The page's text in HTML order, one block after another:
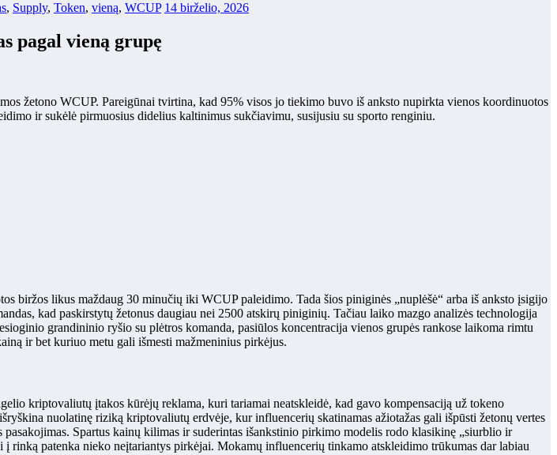
, Supply, Token, vieną, WCUP 14 birželio, 2026
pagal vieną grupę
žetono WCUP. Pareigūnai tvirtina, kad 95% visos jo tiekimo buvo iš anksto nupirkta vienos koordinuotos
ir sukėlė pirmuosius didelius kaltinimus sukčiavimu, susijusiu su sporto renginiu.
biržos likus maždaug 30 minučių iki WCUP paleidimo. Tada šios piniginės „nuplėšė“ arba iš anksto įsigijo
kad paskirstytų žetonus daugiau nei 2500 atskirų piniginių. Tačiau laiko mazgo analizės technologija
grandininio ryšio su plėtros komanda, pasiūlos koncentracija vienos grupės rankose laikoma rimtu
ir bet kuriuo metu gali išmesti mažmeninius pirkėjus.
kriptovaliutų įtakos kūrėjų reklama, kuri tariamai neatskleidė, kad gavo kompensaciją už tokeno
nuolatinę riziką kriptovaliutų erdvėje, kur influencerių skatinamas ažiotažas gali išpūsti žetonų vertes
Spartus kainų kilimas ir suderintas išankstinio pirkimo modelis rodo klasikinę „siurblio ir
patenka nieko neįtariantys pirkėjai. Mokamų influencerių tinkamo atskleidimo trūkumas dar labiau